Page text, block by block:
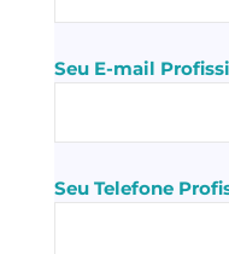
Seu E-mail
Seu Telefone